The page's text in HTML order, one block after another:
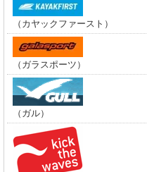
（カヤックファースト）
（ガラスポーツ）
（ガル）